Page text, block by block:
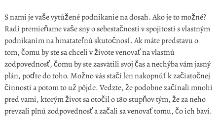
S nami je vaše vytúžené podnikanie na dosah. Ako je to možné?
Radi premieňame vaše sny o sebestačnosti v spojitosti s vlastným
podnikaním na hmatateľnú skutočnosť. Ak máte predstavu o
tom, čomu by ste sa chceli v živote venovať na vlastnú
zodpovednosť, čomu by ste zasvätili svoj čas a nechýba vám jasný
plán, poďte do toho. Možno vás stačí len nakopnúť k začiatočnej
činnosti a potom to už pôjde. Vedzte, že podobne začínali mnohí
pred vami, ktorým život sa otočil o 180 stupňov tým, že za neho
prevzali plnú zodpovednosť a začali sa venovať tomu, čo ich baví.